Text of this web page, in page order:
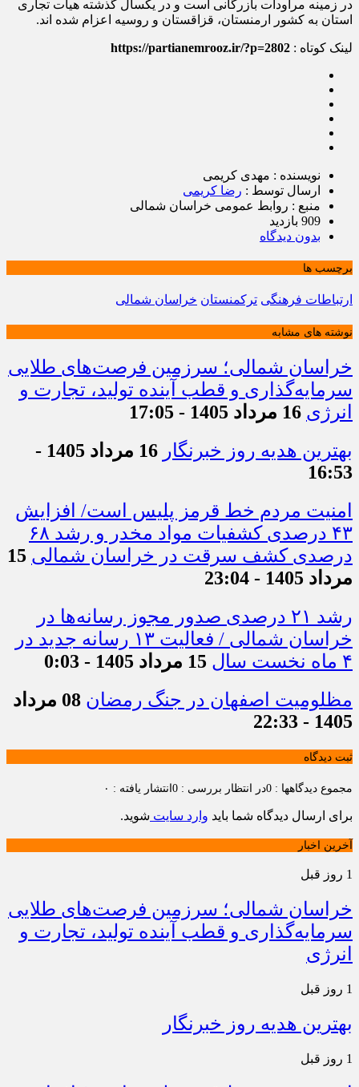
در زمینه مراودات بازرگانی است و در یکسال گذشته هیات تجاری
استان به کشور ارمنستان، قزاقستان و روسیه اعزام شده اند.
لینک کوتاه : https://partianemrooz.ir/?p=2802
نویسنده : مهدی کریمی
ارسال توسط : رضا کریمی
منبع : روابط عمومی خراسان شمالی
909 بازدید
بدون دیدگاه
برچسب ها
ارتباطات فرهنگی ترکمنستان خراسان شمالی
نوشته های مشابه
خراسان شمالی؛ سرزمین فرصت‌های طلایی
سرمایه‌گذاری و قطب آینده تولید، تجارت و
انرژی 16 مرداد 1405 - 17:05
بهترین هدیه روز خبرنگار
16 مرداد 1405 -
16:53
امنیت مردم خط قرمز پلیس است/ افزایش
۴۳ درصدی کشفیات مواد مخدر و رشد ۶۸
درصدی کشف سرقت در خراسان شمالی 15
مرداد 1405 - 23:04
رشد ۲۱ درصدی صدور مجوز رسانه‌ها در
خراسان شمالی / فعالیت ۱۳ رسانه جدید در
۴ ماه نخست سال
15 مرداد 1405 - 0:03
مظلومیت اصفهان در جنگ رمضان
08 مرداد
1405 - 22:33
ثبت دیدگاه
مجموع دیدگاهها : 0 در انتظار بررسی : 0 انتشار یافته : ۰
برای ارسال دیدگاه شما باید وارد سایت شوید.
آخرین اخبار
1 روز قبل
خراسان شمالی؛ سرزمین فرصت‌های طلایی
سرمایه‌گذاری و قطب آینده تولید، تجارت و
انرژی
1 روز قبل
بهترین هدیه روز خبرنگار
1 روز قبل